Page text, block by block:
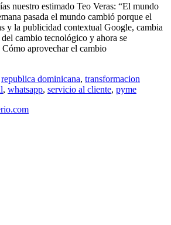
nuestro estimado Teo Veras: “El mundo
pasada el mundo cambió porque el
y la publicidad contextual Google, cambia
cambio tecnológico y ahora se
aprovechar el cambio
republica dominicana, transformacion
, whatsapp, servicio al cliente, pyme